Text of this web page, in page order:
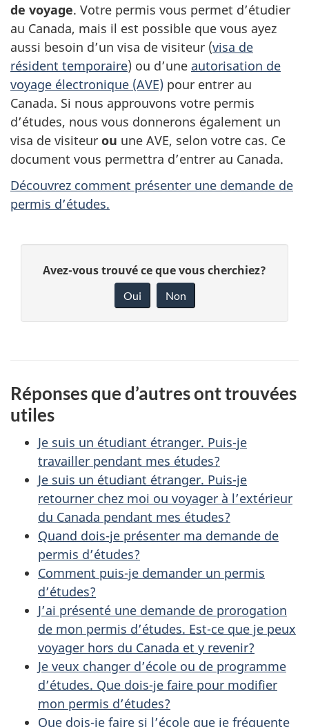
de voyage. Votre permis vous permet d’étudier
au Canada, mais il est possible que vous ayez
aussi besoin d’un visa de visiteur (visa de
résident temporaire) ou d’une autorisation de
voyage électronique (AVE) pour entrer au
Canada. Si nous approuvons votre permis
d’études, nous vous donnerons également un
visa de visiteur ou une AVE, selon votre cas. Ce
document vous permettra d’entrer au Canada.
Découvrez comment présenter une demande de
permis d’études.
t
l
s
p
a
e
D
v
o
t
r
e
r
é
t
r
o
a
c
t
i
o
n
Avez-vous trouvé ce que vous cherchiez?
Oui Non
Réponses que d’autres ont trouvées
utiles
Je suis un étudiant étranger. Puis-je
travailler pendant mes études?
Je suis un étudiant étranger. Puis-je
retourner chez moi ou voyager à l’extérieur
du Canada pendant mes études?
Quand dois-je présenter ma demande de
permis d’études?
Comment puis-je demander un permis
d’études?
J’ai présenté une demande de prorogation
de mon permis d’études. Est-ce que je peux
voyager hors du Canada et y revenir?
Je veux changer d’école ou de programme
d’études. Que dois-je faire pour modifier
mon permis d’études?
Que dois-je faire si l’école que je fréquente